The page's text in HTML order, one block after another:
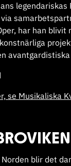
legendariskas
har han blivit
se Musikaliska
blir det